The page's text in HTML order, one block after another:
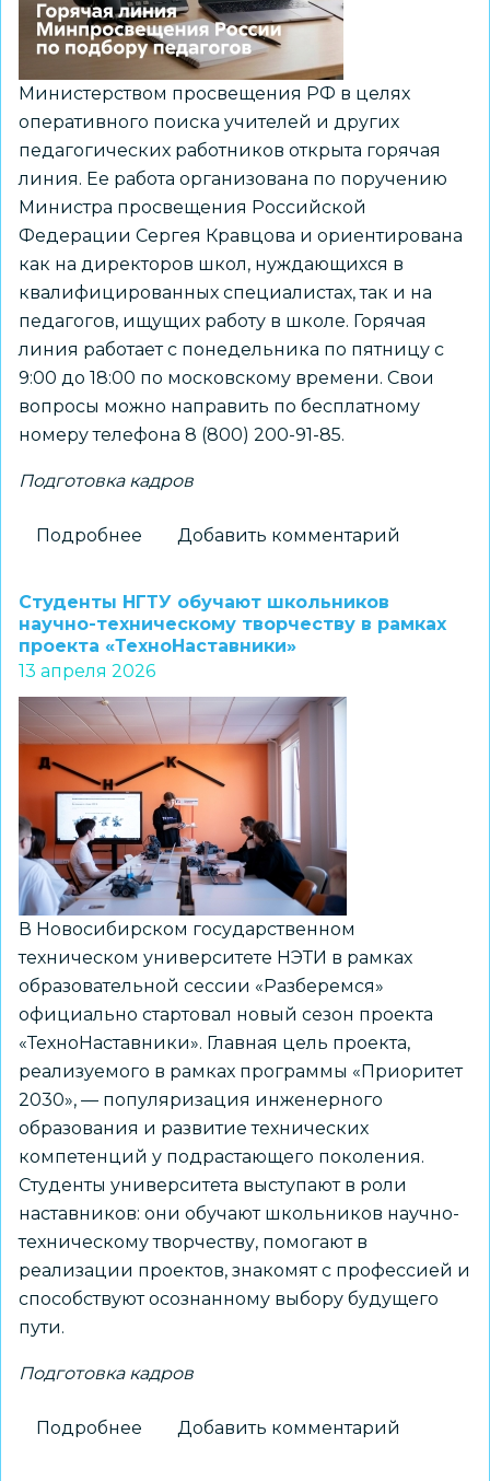
учителей
Министерством просвещения РФ в целях
оперативного поиска учителей и других
педагогических работников открыта горячая
линия. Ее работа организована по поручению
Министра просвещения Российской
Федерации Сергея Кравцова и ориентирована
как на директоров школ, нуждающихся в
квалифицированных специалистах, так и на
педагогов, ищущих работу в школе. Горячая
линия работает с понедельника по пятницу с
9:00 до 18:00 по московскому времени. Свои
вопросы можно направить по бесплатному
номеру телефона 8 (800) 200-91-85.
Подготовка кадров
Подробнее
горячая
линия
Минпросвещения
России
по
подбору
педагогов
Добавить комментарий
Студенты НГТУ обучают школьников
научно-техническому творчеству в рамках
проекта «ТехноНаставники»
13 апреля 2026
В Новосибирском государственном
техническом университете НЭТИ в рамках
образовательной сессии «Разберемся»
официально стартовал новый сезон проекта
«ТехноНаставники». Главная цель проекта,
реализуемого в рамках программы «Приоритет
2030», — популяризация инженерного
образования и развитие технических
компетенций у подрастающего поколения.
Студенты университета выступают в роли
наставников: они обучают школьников научно-
техническому творчеству, помогают в
реализации проектов, знакомят с профессией и
способствуют осознанному выбору будущего
пути.
Подготовка кадров
Подробнее Добавить комментарий